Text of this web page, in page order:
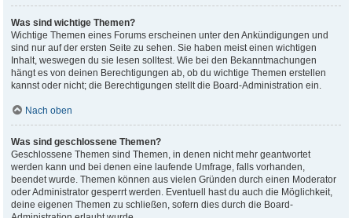
Was sind wichtige Themen?
Wichtige Themen eines Forums erscheinen unter den Ankündigungen und
sind nur auf der ersten Seite zu sehen. Sie haben meist einen wichtigen
Inhalt, weswegen du sie lesen solltest. Wie bei den Bekanntmachungen
hängt es von deinen Berechtigungen ab, ob du wichtige Themen erstellen
kannst oder nicht; die Berechtigungen stellt die Board-Administration ein.
Nach oben
Was sind geschlossene Themen?
Geschlossene Themen sind Themen, in denen nicht mehr geantwortet
werden kann und bei denen eine laufende Umfrage, falls vorhanden,
beendet wurde. Themen können aus vielen Gründen durch einen Moderator
oder Administrator gesperrt werden. Eventuell hast du auch die Möglichkeit,
deine eigenen Themen zu schließen, sofern dies durch die Board-